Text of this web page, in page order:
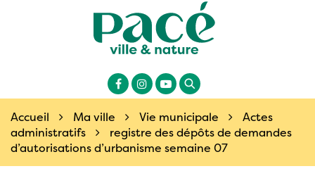
Site
officiel
ville
de
Pacé
en
Lien
vers
le
compte
Facebook
Lien
vers
le
compte
Instagram
Lien
vers
la
chaîne
Youtube
Recherche
Accueil
Ma ville Vie municipale
Actes
administratifs
registre des dépôts de demandes
d’autorisations d’urbanisme semaine 07